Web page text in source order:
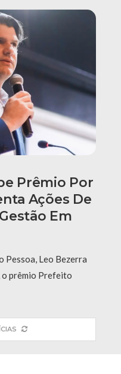
Prêmio Por
Ações De
Em
Pessoa, Leo Bezerra
o prêmio Prefeito